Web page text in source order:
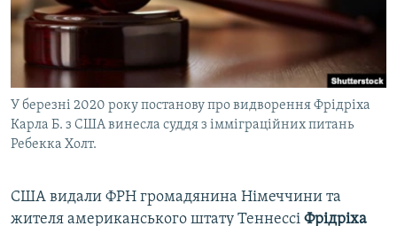
ВІДЕОУРОКИ «ELIFBE»
УКРАЇНСЬКА ПРОБЛЕМА КРИМУ
ІНФОГРАФІКА
Русский
Qırımtatar
ДОЛУЧАЙСЯ!
Усі сайти RFE/RL
У березні 2020 року постанову про видворення Фрідріха
Карла Б. з США винесла суддя з імміграційних питань
Ребекка Холт.
США видали ФРН громадянина Німеччини та
жителя американського штату Теннессі Фрідріха